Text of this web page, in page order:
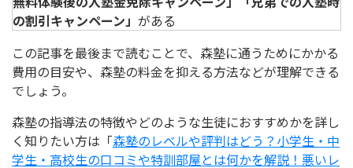
の割引キャンペーン」 がある
この記事を最後まで読むことで、森塾に通うためにかかる
費用の目安や、森塾の料金を抑える方法などが理解できる
でしょう。
森塾の指導法の特徴やどのような生徒におすすめかを詳し
く知りたい方は「森塾のレベルや評判はどう？小学生・中
学生・高校生の口コミや特訓部屋とは何かを解説！悪いレ